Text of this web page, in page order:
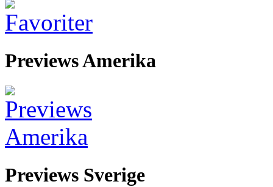
Previews Amerika
Previews Sverige